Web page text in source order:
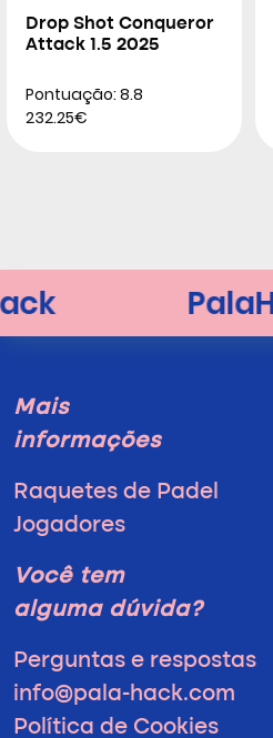
Drop Shot Conqueror
Attack 1.5 2025
Pontuação: 8.8
232.25€
Mais
informações
Raquetes de Padel
Jogadores
Você tem
alguma dúvida?
Perguntas e respostas
info@pala-hack.com
Política de Cookies